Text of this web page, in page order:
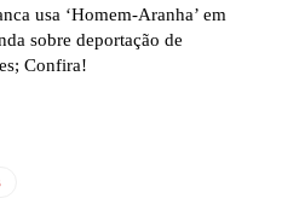
usa ‘Homem-Aranha’ em
sobre deportação de
Confira!